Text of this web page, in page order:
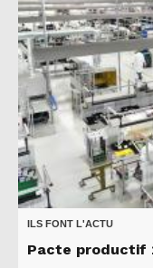
ILS FONT L'ACTU
Pacte productif